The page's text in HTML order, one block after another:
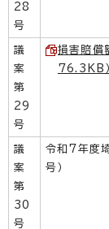
28
号
議
案
第
29
号
損害賠償
76.3KB）
議
案
第
30
号
令和7年度
号）